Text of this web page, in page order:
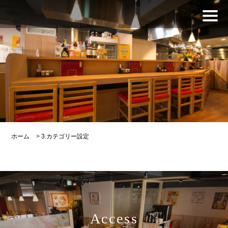
ホーム >3.カテゴリー設定
Access